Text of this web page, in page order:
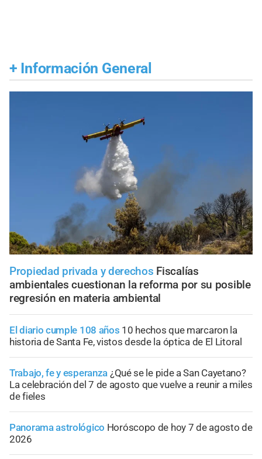
+ Información General
Propiedad privada y derechos Fiscalías
ambientales cuestionan la reforma por su posible
regresión en materia ambiental
El diario cumple 108 años 10 hechos que marcaron la
historia de Santa Fe, vistos desde la óptica de El Litoral
Trabajo, fe y esperanza ¿Qué se le pide a San Cayetano?
La celebración del 7 de agosto que vuelve a reunir a miles
de fieles
Panorama astrológico Horóscopo de hoy 7 de agosto de
2026